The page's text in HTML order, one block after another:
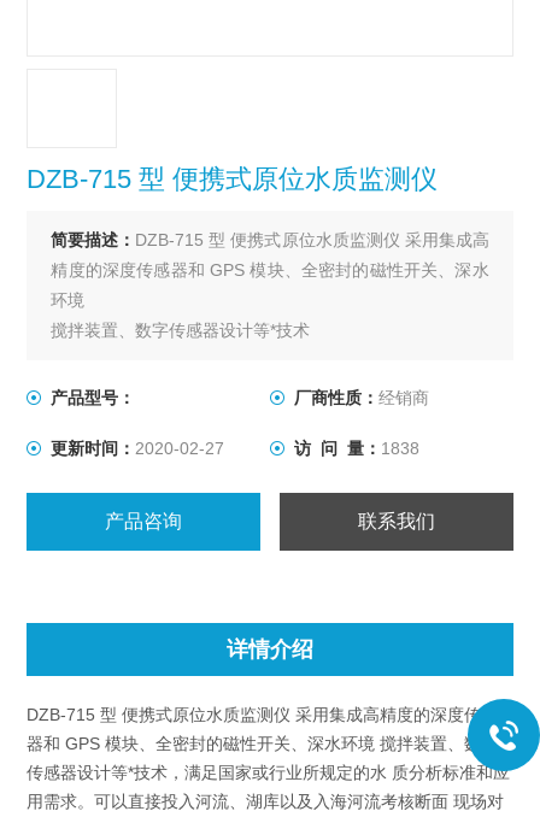
DZB-715 型 便携式原位水质监测仪
简要描述： DZB-715 型 便携式原位水质监测仪 采用集成高
精度的深度传感器和 GPS 模块、全密封的磁性开关、深水
环境
搅拌装置、数字传感器设计等*技术
产品型号： 厂商性质： 经销商
更新时间： 2020-02-27 访 问 量： 1838
产品咨询 联系我们
详情介绍
DZB-715 型 便携式原位水质监测仪 采用集成高精度的深度传感
器和 GPS 模块、全密封的磁性开关、深水环境 搅拌装置、数字
传感器设计等*技术，满足国家或行业所规定的水 质分析标准和应
用需求。可以直接投入河流、湖库以及入海河流考核断面 现场对